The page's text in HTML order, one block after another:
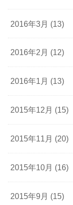
2016年3月 (13)
2016年2月 (12)
2016年1月 (13)
2015年12月 (15)
2015年11月 (20)
2015年10月 (16)
2015年9月 (15)